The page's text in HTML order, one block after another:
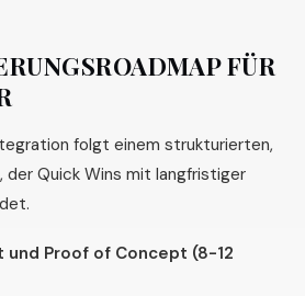
FÜR
folgt einem strukturierten,
der Quick Wins mit langfristiger
und Proof of Concept (8-12